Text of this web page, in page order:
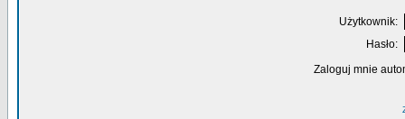
Użytkownik:
Hasło:
Zaloguj mnie